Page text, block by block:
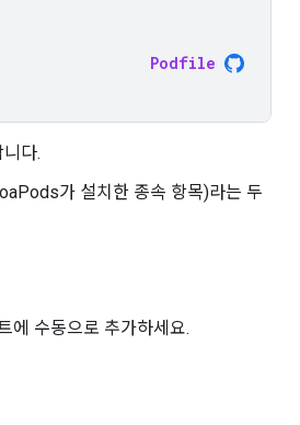
Podfile
다.
가 설치한 종속 항목)라는 두
에 수동으로 추가하세요.